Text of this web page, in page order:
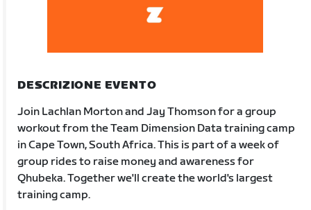
DESCRIZIONE EVENTO
Join Lachlan Morton and Jay Thomson for a group
workout from the Team Dimension Data training camp
in Cape Town, South Africa. This is part of a week of
group rides to raise money and awareness for
Qhubeka. Together we'll create the world's largest
training camp.